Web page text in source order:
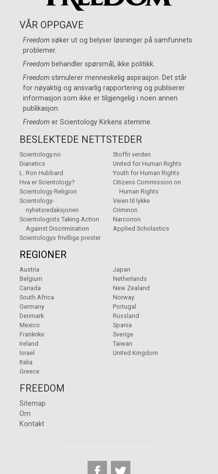
VÅR OPPGAVE
Freedom søker ut og belyser løsninger på samfunnets
problemer.
Freedom behandler spørsmål, ikke politikk.
Freedom stimulerer menneskelig aspirasjon. Det står
for nøyaktig og ansvarlig rapportering og publiserer
informasjon som ikke er tilgjengelig i noen annen
publikasjon.
Freedom erScientology Kirkens stemme.
BESLEKTEDE NETTSTEDER
Scientology.no
Dianetics
L. Ron Hubbard
Hva er Scientology?
Scientology Religion
Scientology-
nyhetsredaksjonen
Scientologists Taking Action
Against Discrimination
Scientologys frivillige prester
Stoffri verden
United for Human Rights
Youth for Human Rights
Citizens Commission on
Human Rights
Veien til lykke
Criminon
Narconon
Applied Scholastics
REGIONER
Austria
Belgium
Canada
South Africa
Germany
Denmark
Mexico
Frankrike
Ireland
Israel
Italia
Greece
Japan
Netherlands
New Zealand
Norway
Portugal
Russland
Spania
Sverige
Taiwan
United Kingdom
FREEDOM
Sitemap
Om
Kontakt